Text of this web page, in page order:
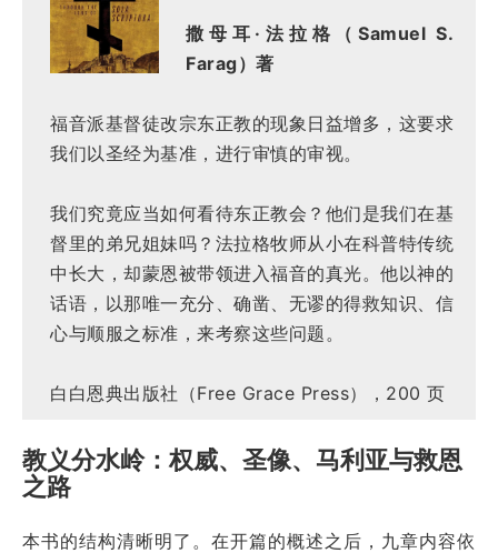
撒母耳·法拉格（Samuel S.
Farag）著
福音派基督徒改宗东正教的现象日益增多，这要求
我们以圣经为基准，进行审慎的审视。
我们究竟应当如何看待东正教会？他们是我们在基
督里的弟兄姐妹吗？法拉格牧师从小在科普特传统
中长大，却蒙恩被带领进入福音的真光。他以神的
话语，以那唯一充分、确凿、无谬的得救知识、信
心与顺服之标准，来考察这些问题。
白白恩典出版社（Free Grace Press），200 页
教义分水岭：权威、圣像、马利亚与救恩
之路
本书的结构清晰明了。在开篇的概述之后，九章内容依